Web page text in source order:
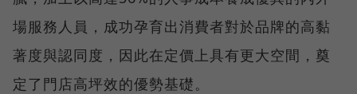
場服務人員，成功孕育出消費者對於品牌的高黏
著度與認同度，因此在定價上具有更大空間，奠
定了門店高坪效的優勢基礎。